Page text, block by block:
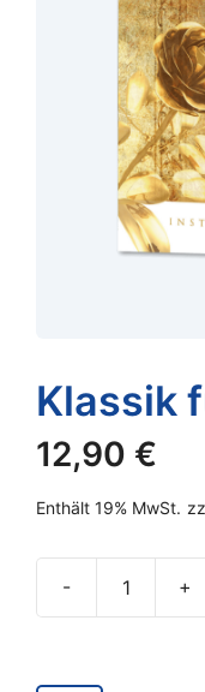
Klassik
12,90 €
Enthält 19% MwSt.
- +